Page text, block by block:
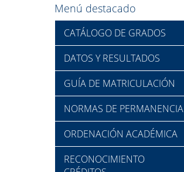
Menú destacado
CATÁLOGO DE GRADOS
DATOS Y RESULTADOS
GUÍA DE MATRICULACIÓN
NORMAS DE PERMANENCIA
ORDENACIÓN ACADÉMICA
RECONOCIMIENTO